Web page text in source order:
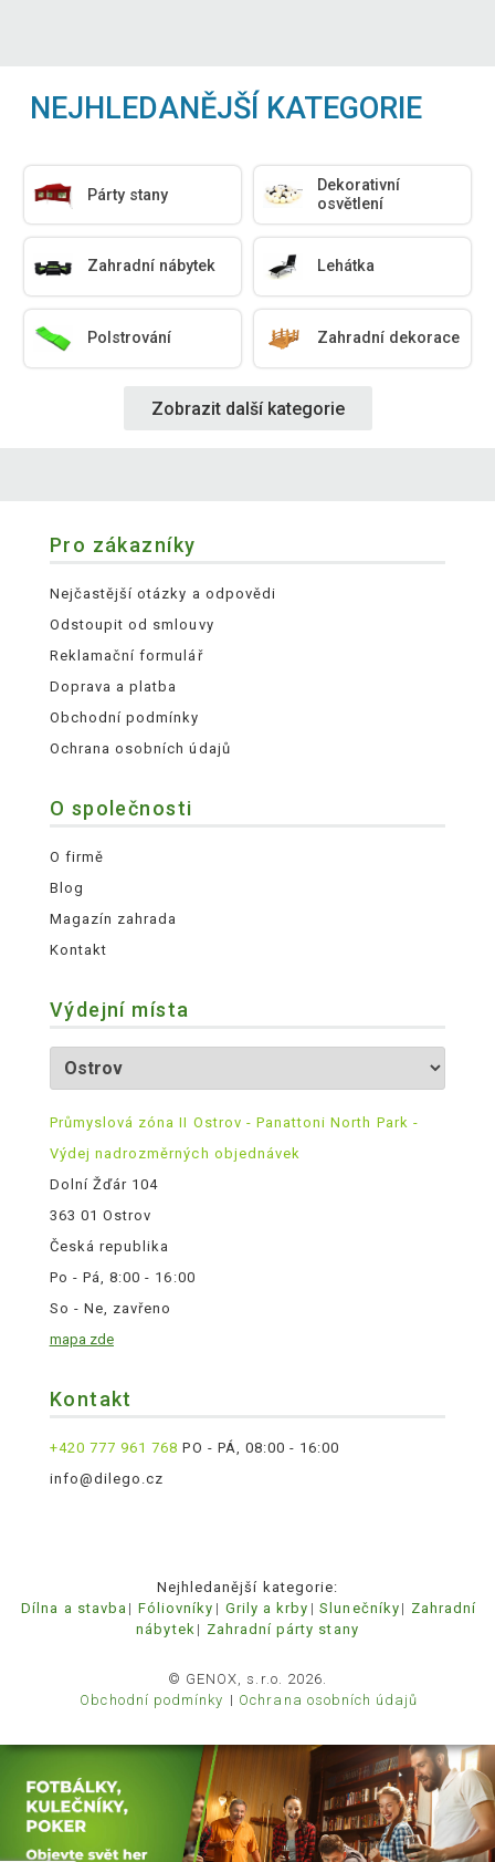
NEJHLEDANĚJŠÍ KATEGORIE
Párty stany
Dekorativní
osvětlení
Zahradní nábytek Lehátka
Polstrování Zahradní dekorace
Zobrazit další kategorie
Pro zákazníky
Nejčastější otázky a odpovědi
Odstoupit od smlouvy
Reklamační formulář
Doprava a platba
Obchodní podmínky
Ochrana osobních údajů
O společnosti
O firmě
Blog
Magazín zahrada
Kontakt
Výdejní místa
Průmyslová zóna II Ostrov - Panattoni North Park -
Výdej nadrozměrných objednávek
Dolní Žďár 104
363 01 Ostrov
Česká republika
Po - Pá, 8:00 - 16:00
So - Ne, zavřeno
mapa zde
Kontakt
+420 777 961 768 PO - PÁ, 08:00 - 16:00
info@dilego.cz
Nejhledanější kategorie:
Dílna a stavba
Fóliovníky Grily a krby Slunečníky
Zahradní
nábytek
Zahradní párty stany
© GENOX, s.r.o. 2026.
Obchodní podmínky
Ochrana osobních údajů